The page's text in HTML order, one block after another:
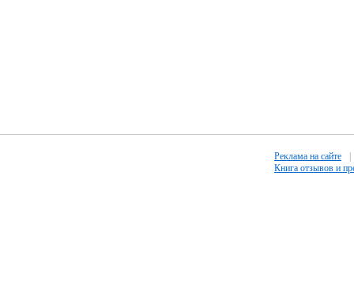
Реклама на сайте
Книга отзывов и